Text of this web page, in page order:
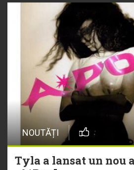
NOUTĂȚI
Tyla a lansat un nou